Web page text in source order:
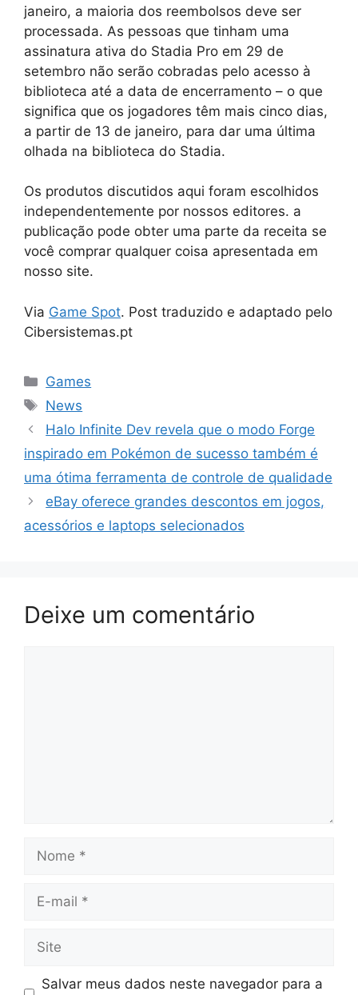
janeiro, a maioria dos reembolsos deve ser
processada. As pessoas que tinham uma
assinatura ativa do Stadia Pro em 29 de
setembro não serão cobradas pelo acesso à
biblioteca até a data de encerramento – o que
significa que os jogadores têm mais cinco dias,
a partir de 13 de janeiro, para dar uma última
olhada na biblioteca do Stadia.
Os produtos discutidos aqui foram escolhidos
independentemente por nossos editores. a
publicação pode obter uma parte da receita se
você comprar qualquer coisa apresentada em
nosso site.
Via Game Spot. Post traduzido e adaptado pelo
Cibersistemas.pt
Categorias
Games
Tags
News
Halo Infinite Dev revela que o modo Forge
inspirado em Pokémon de sucesso também é
uma ótima ferramenta de controle de qualidade
eBay oferece grandes descontos em jogos,
acessórios e laptops selecionados
Deixe um comentário
mail
Salvar meus dados neste navegador para a